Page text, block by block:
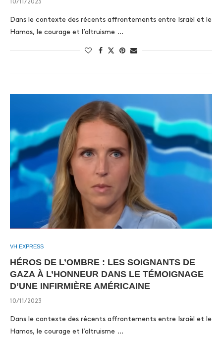
10/11/2023
Dans le contexte des récents affrontements entre Israël et le
Hamas, le courage et l’altruisme …
VH EXPRESS
HÉROS DE L’OMBRE : LES SOIGNANTS DE
GAZA À L’HONNEUR DANS LE TÉMOIGNAGE
D’UNE INFIRMIÈRE AMÉRICAINE
10/11/2023
Dans le contexte des récents affrontements entre Israël et le
Hamas, le courage et l’altruisme …